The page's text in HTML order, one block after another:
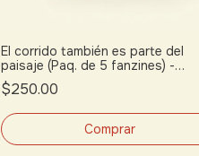
El corrido también es parte del
paisaje (Paq. de 5 fanzines) -
Colectivo Preciosa Sangre
$250.00